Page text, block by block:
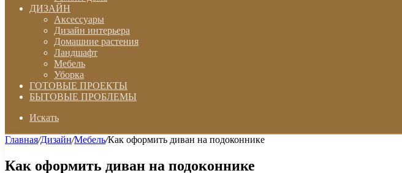
ДИЗАЙН
Аксессуары
Дизайн интерьера
Домашние растения
Ландшафт
Мебель
Уборка
ГОТОВЫЕ ПРОЕКТЫ
БЫТОВЫЕ ПРОБЛЕМЫ
Искать
Главная/Дизайн/Мебель/Как оформить диван на подоконнике
Как оформить диван на подоконнике